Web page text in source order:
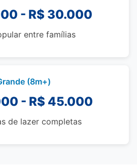
- R$ 30.000
entre famílias
(8m+)
- R$ 45.000
de lazer completas